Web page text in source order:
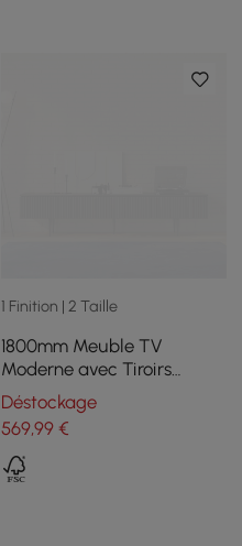
1 Finition | 2 Taille
1800mm Meuble TV
Moderne avec Tiroirs
Console Multimédia avec
Pieds en Métal Noir
Déstockage
569,99€